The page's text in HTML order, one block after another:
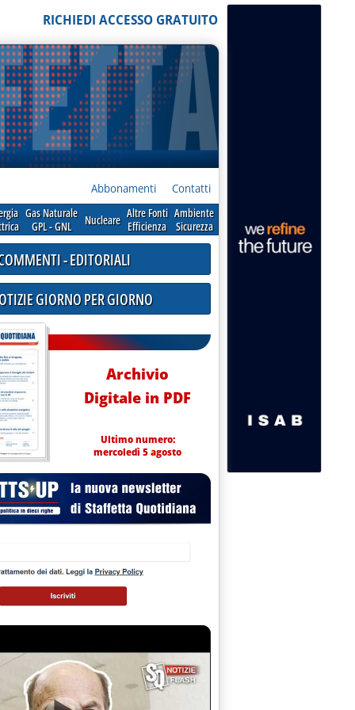
RICHIEDI ACCESSO GRATUITO
Abbonamenti Contatti
Gas Naturale
GPL - GNL
Nucleare Altre Fonti
Efficienza
Ambiente
Sicurezza
- EDITORIALI
GIORNO PER GIORNO
Archivio
Digitale in PDF
Ultimo numero:
mercoledì 5 agosto